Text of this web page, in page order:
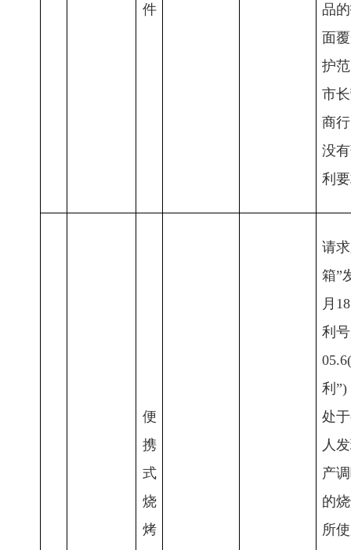
件
品
面
护
市
商
没
利
便
携
式
烧
烤
请
箱”
月
利
利
处
人
产
的
所